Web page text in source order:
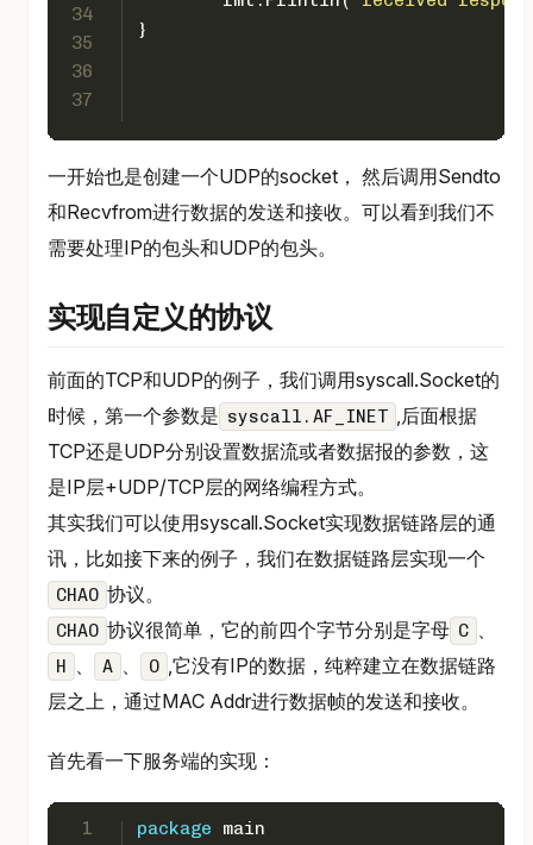
34
35
36
37
}
一开始也是创建一个UDP的socket， 然后调用Sendto
和Recvfrom进行数据的发送和接收。可以看到我们不
需要处理IP的包头和UDP的包头。
实现自定义的协议
前面的TCP和UDP的例子，我们调用syscall.Socket的
时候，第一个参数是 syscall.AF_INET ,后面根据
TCP还是UDP分别设置数据流或者数据报的参数，这
是IP层+UDP/TCP层的网络编程方式。
其实我们可以使用syscall.Socket实现数据链路层的通
讯，比如接下来的例子，我们在数据链路层实现一个
CHAO 协议。
CHAO 协议很简单，它的前四个字节分别是字母 C 、
H 、 A 、 O ,它没有IP的数据，纯粹建立在数据链路
层之上，通过MAC Addr进行数据帧的发送和接收。
首先看一下服务端的实现：
1
package main